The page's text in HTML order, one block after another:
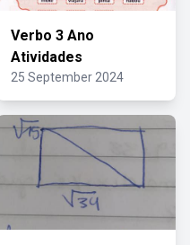
Verbo 3 Ano
Atividades
25 September 2024